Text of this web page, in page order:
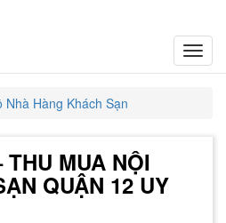
Nhà Hàng Khách Sạn
MUA NỘI
QUẬN 12 UY